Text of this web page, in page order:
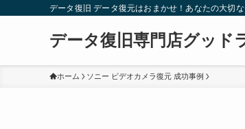
データ復旧 データ復元はおまかせ！あなたの大切な
データ復旧専門店グッド
ホーム ソニー ビデオカメラ復元 成功事例